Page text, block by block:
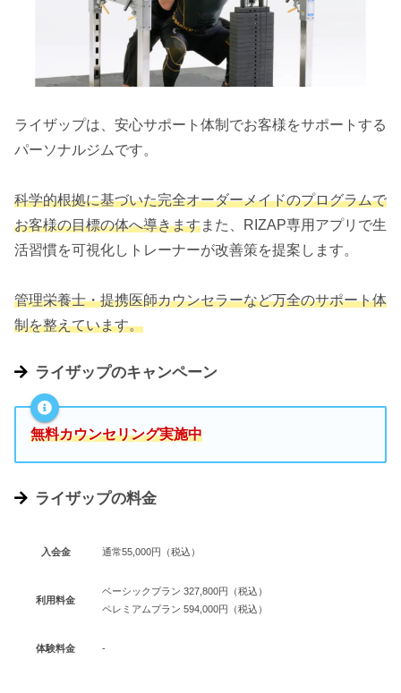
ライザップは、安心サポート体制でお客様をサポートする
パーソナルジムです。
科学的根拠に基づいた完全オーダーメイドのプログラムで
お客様の目標の体へ導きますまた、RIZAP専用アプリで生
活習慣を可視化しトレーナーが改善策を提案します。
管理栄養士・提携医師カウンセラーなど万全のサポート体
制を整えています。
ライザップのキャンペーン
無料カウンセリング実施中
ライザップの料金
入会金 通常55,000円（税込）
利用料金
ベーシックプラン 327,800円（税込）
ペレミアムプラン 594,000円（税込）
体験料金 ‐